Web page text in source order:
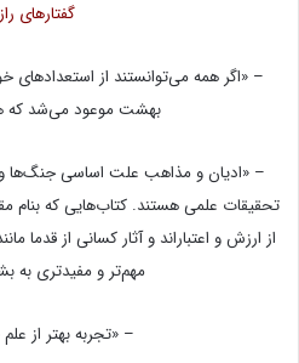
گفتارهای
– «اگر همه می‌توانستند از استعدادهای
بهشت موعود می‌شد که
– «ادیان و مذاهب علت اساسی جنگ‌ها
تحقیقات علمی هستند. کتاب‌هایی که
از ارزش و اعتباراند و آثار کسانی از
مهم‌تر و مفیدتری به
– «تجربه بهتر از